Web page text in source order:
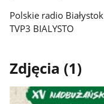
Polskie radio Białystok
TVP3 BIALYSTO
Zdjęcia (1)